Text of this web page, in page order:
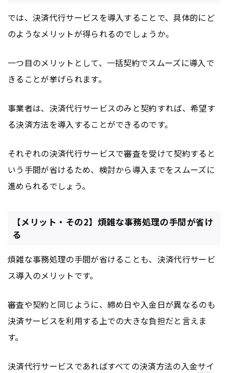
では、決済代行サービスを導入することで、具体的にど
のようなメリットが得られるのでしょうか。
一つ目のメリットとして、一括契約でスムーズに導入で
きることが挙げられます。
事業者は、決済代行サービスのみと契約すれば、希望す
る決済方法を導入することができるのです。
それぞれの決済代行サービスで審査を受けて契約すると
いう手間が省けるため、検討から導入までをスムーズに
進められるでしょう。
【メリット・その2】煩雑な事務処理の手間が省け
る
煩雑な事務処理の手間が省けることも、決済代行サービ
ス導入のメリットです。
審査や契約と同じように、締め日や入金日が異なるのも
決済サービスを利用する上での大きな負担だと言えま
す。
決済代行サービスであればすべての決済方法の入金サイ